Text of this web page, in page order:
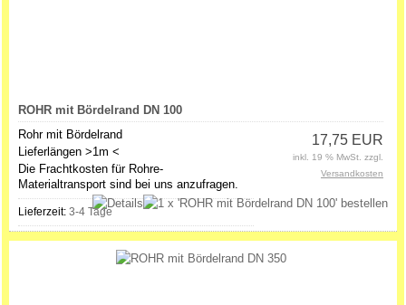
ROHR mit Bördelrand DN 100
Rohr mit Bördelrand
Lieferlängen >1m <
Die Frachtkosten für Rohre-
Materialtransport sind bei uns anzufragen.
Lieferzeit: 3-4 Tage
17,75 EUR
inkl. 19 % MwSt. zzgl.
Versandkosten